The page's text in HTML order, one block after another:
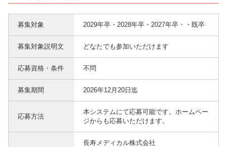
募集対象 2029年卒・2028年卒・2027年卒・・既卒
募集対象説明文 どなたでも参加いただけます
応募資格・条件 不問
募集期間 2026年12月20日迄
応募方法
本システムにて応募可能です。ホームペー
ジからも応募いただけます。
長寿メディカル株式会社